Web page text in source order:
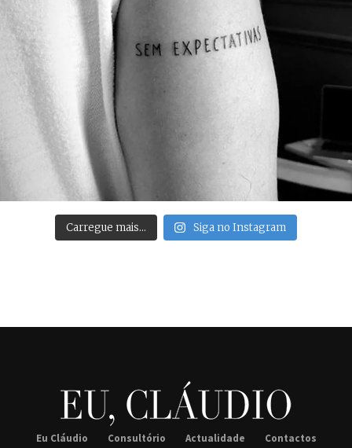
Carregue mais… Siga no Instagram
Eu Cláudio Consultório Actualidade Contactos